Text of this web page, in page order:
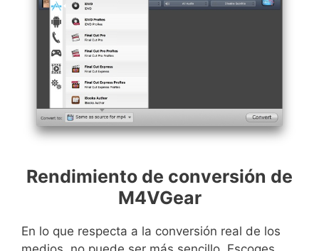
Rendimiento de conversión de
M4VGear
En lo que respecta a la conversión real de los